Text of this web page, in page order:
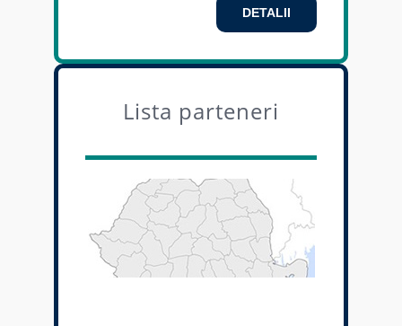
DETALII
Lista parteneri